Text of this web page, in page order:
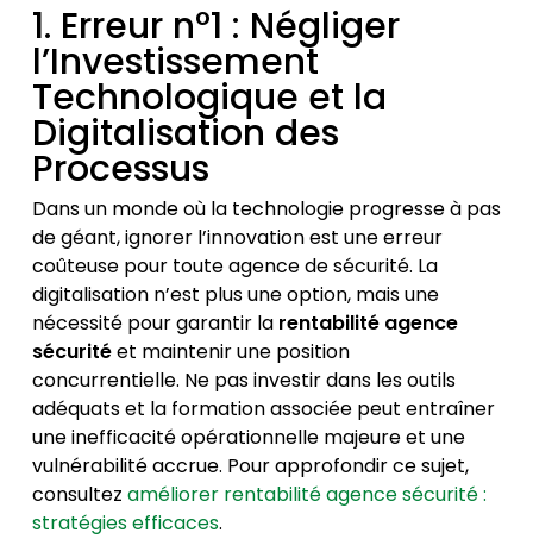
1. Erreur n°1 : Négliger
l’Investissement
Technologique et la
Digitalisation des
Processus
Dans un monde où la technologie progresse à pas
de géant, ignorer l’innovation est une erreur
coûteuse pour toute agence de sécurité. La
digitalisation n’est plus une option, mais une
nécessité pour garantir la rentabilité agence
sécuritéet maintenir une position
concurrentielle. Ne pas investir dans les outils
adéquats et la formation associée peut entraîner
une inefficacité opérationnelle majeure et une
vulnérabilité accrue. Pour approfondir ce sujet,
consultez améliorer rentabilité agence sécurité :
stratégies efficaces.